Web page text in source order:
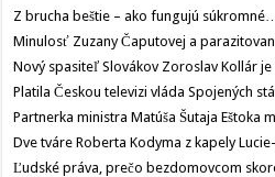
Z brucha beštie – ako fungujú súkromné…
Minulosť Zuzany Čaputovej a
Nový spasiteľ Slovákov Zoroslav Kollár je
Platila Českou televizi vláda Spojených
Partnerka ministra Matúša Šutaja Eštoka
Dve tváre Roberta Kodyma z kapely
Ľudské práva, prečo bezdomovcom